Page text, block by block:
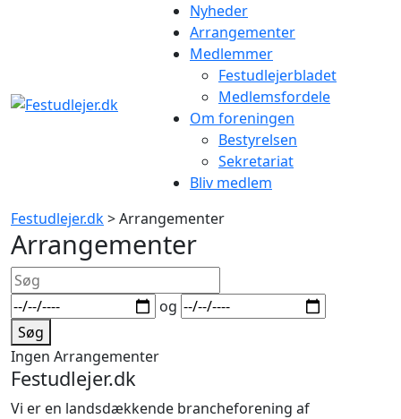
Nyheder
Arrangementer
Medlemmer
Festudlejerbladet
Medlemsfordele
Om foreningen
Bestyrelsen
Sekretariat
Bliv medlem
Festudlejer.dk> Arrangementer
Arrangementer
Søg
Datoer
og
Søg
Ingen Arrangementer
Festudlejer.dk
Vi er en landsdækkende brancheforening af